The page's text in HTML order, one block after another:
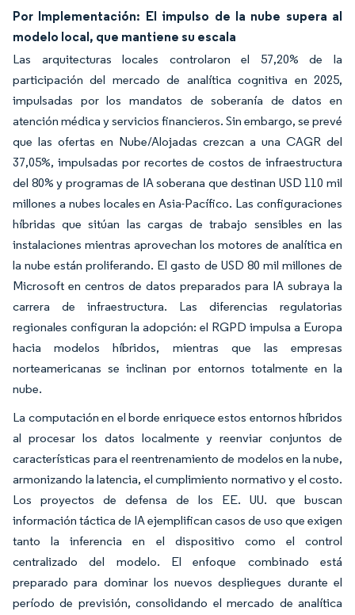
Por Implementación: El impulso de la nube supera al
modelo local, que mantiene su escala
Las arquitecturas locales controlaron el 57,20% de la
participación del mercado de analítica cognitiva en 2025,
impulsadas por los mandatos de soberanía de datos en
atención médica y servicios financieros. Sin embargo, se prevé
que las ofertas en Nube/Alojadas crezcan a una CAGR del
37,05%, impulsadas por recortes de costos de infraestructura
del 80% y programas de IA soberana que destinan USD 110 mil
millones a nubes locales en Asia-Pacífico. Las configuraciones
híbridas que sitúan las cargas de trabajo sensibles en las
instalaciones mientras aprovechan los motores de analítica en
la nube están proliferando. El gasto de USD 80 mil millones de
Microsoft en centros de datos preparados para IA subraya la
carrera de infraestructura. Las diferencias regulatorias
regionales configuran la adopción: el RGPD impulsa a Europa
hacia modelos híbridos, mientras que las empresas
norteamericanas se inclinan por entornos totalmente en la
nube.
La computación en el borde enriquece estos entornos híbridos
al procesar los datos localmente y reenviar conjuntos de
características para el reentrenamiento de modelos en la nube,
armonizando la latencia, el cumplimiento normativo y el costo.
Los proyectos de defensa de los EE. UU. que buscan
información táctica de IA ejemplifican casos de uso que exigen
tanto la inferencia en el dispositivo como el control
centralizado del modelo. El enfoque combinado está
preparado para dominar los nuevos despliegues durante el
período de previsión, consolidando el mercado de analítica